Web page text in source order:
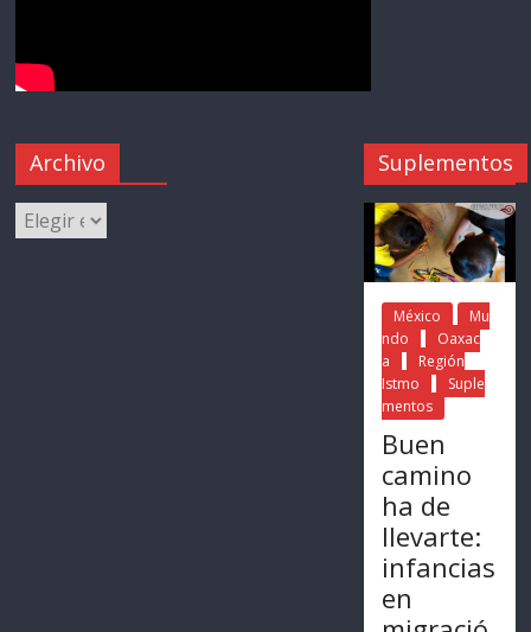
Archivo Suplementos
México
Mu
ndo
Oaxac
a
Región
Istmo
Suple
mentos
Buen
camino
ha de
llevarte:
infancias
en